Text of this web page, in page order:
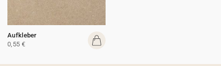
Aufkleber
0,55 €